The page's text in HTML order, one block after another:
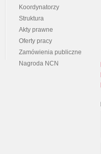
Koordynatorzy
Struktura
Akty prawne
Oferty pracy
Zamówienia publiczne
Nagroda NCN